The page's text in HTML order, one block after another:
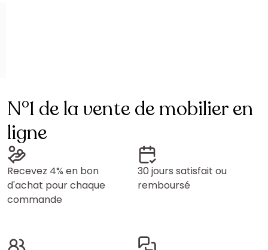
N°1 de la vente de mobilier en
ligne
Recevez 4% en bon
d'achat pour chaque
commande
30 jours satisfait ou
remboursé